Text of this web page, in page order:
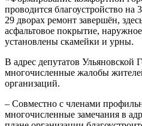
проводится благоустройство
29 дворах ремонт завершён,
асфальтовое покрытие,
установлены скамейки и урны.
В адрес депутатов
многочисленные жалобы
организаций.
– Совместно с членами
многочисленные замечания в